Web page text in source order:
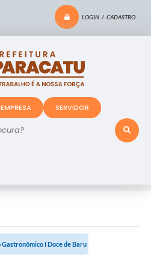
LOGIN / CADASTRO
EMPRESA SERVIDOR
I Doce de Baru